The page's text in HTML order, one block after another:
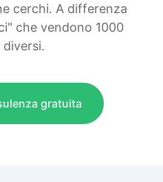
cerchi. A differenza
che vendono 1000
gratuita